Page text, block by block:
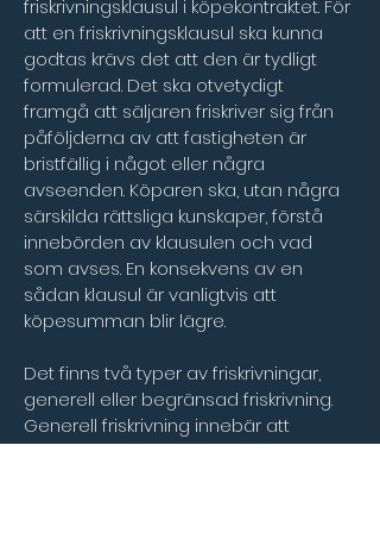
friskrivningsklausul i köpekontraktet. För
att en friskrivningsklausul ska kunna
godtas krävs det att den är tydligt
formulerad. Det ska otvetydigt
framgå att säljaren friskriver sig från
påföljderna av att fastigheten är
bristfällig i något eller några
avseenden. Köparen ska, utan några
särskilda rättsliga kunskaper, förstå
innebörden av klausulen och vad
som avses. En konsekvens av en
sådan klausul är vanligtvis att
köpesumman blir lägre.
Det finns två typer av friskrivningar,
generell eller begränsad friskrivning.
Generell friskrivning innebär att
köparen accepterar fastighetens